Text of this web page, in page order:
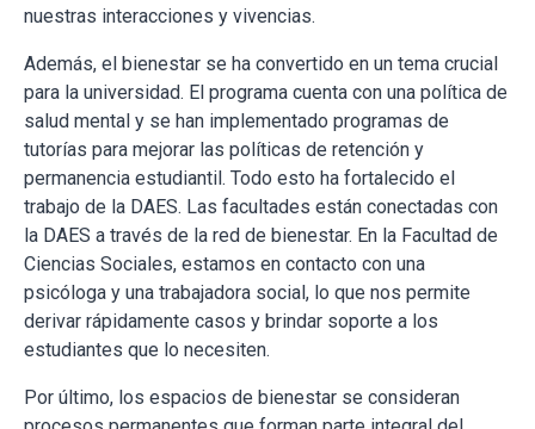
nuestras interacciones y vivencias.
Además, el bienestar se ha convertido en un tema crucial
para la universidad. El programa cuenta con una política de
salud mental y se han implementado programas de
tutorías para mejorar las políticas de retención y
permanencia estudiantil. Todo esto ha fortalecido el
trabajo de la DAES. Las facultades están conectadas con
la DAES a través de la red de bienestar. En la Facultad de
Ciencias Sociales, estamos en contacto con una
psicóloga y una trabajadora social, lo que nos permite
derivar rápidamente casos y brindar soporte a los
estudiantes que lo necesiten.
Por último, los espacios de bienestar se consideran